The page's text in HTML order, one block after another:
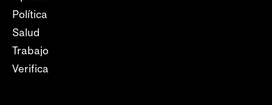
Política
Salud
Trabajo
Verifica